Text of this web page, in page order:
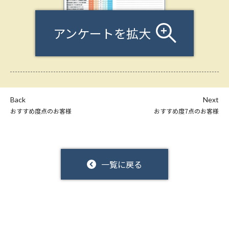
アンケートを拡大
Back
おすすめ度点のお客様
一覧に戻る
Next
おすすめ度7点のお客様